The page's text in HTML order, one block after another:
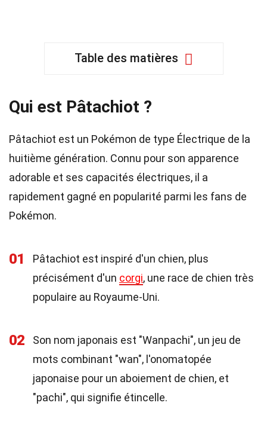
Table des matières
Qui est Pâtachiot ?
Pâtachiot est un Pokémon de type Électrique de la
huitième génération. Connu pour son apparence
adorable et ses capacités électriques, il a
rapidement gagné en popularité parmi les fans de
Pokémon.
01
Pâtachiot est inspiré d'un chien, plus
précisément d'un corgi, une race de chien très
populaire au Royaume-Uni.
02
Son nom japonais est "Wanpachi", un jeu de
mots combinant "wan", l'onomatopée
japonaise pour un aboiement de chien, et
"pachi", qui signifie étincelle.